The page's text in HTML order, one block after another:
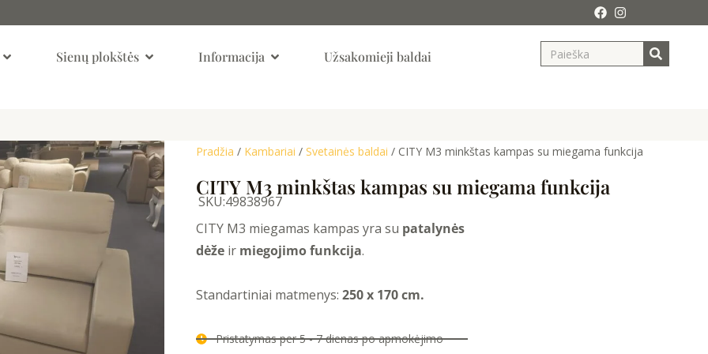
Open KambariaiSienų plokštės Open Sienų Plokštės
Informacija Open InformacijaUžsakomieji baldai Search
Pradžia / Kambariai / Svetainės baldai / CITY M3 minkštas kampas su miegama funkcija
CITY M3 minkštas kampas su miegama funkcija
SKU:49838967
CITY M3 miegamas kampas yra su patalynės
dėže ir miegojimo funkcija.
Standartiniai matmenys: 250 x 170 cm.
Pristatymas per 5 - 7 dienas po apmokėjimo